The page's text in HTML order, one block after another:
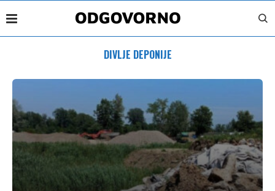
DIVLJE DEPONIJE